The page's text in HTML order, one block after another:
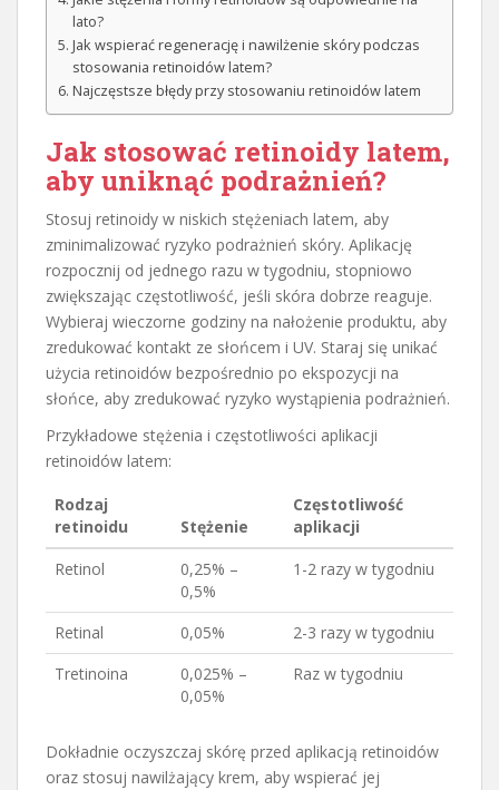
lato?
Jak wspierać regenerację i nawilżenie skóry podczas
stosowania retinoidów latem?
Najczęstsze błędy przy stosowaniu retinoidów latem
Jak stosować retinoidy latem,
aby uniknąć podrażnień?
Stosuj retinoidy w niskich stężeniach latem, aby
zminimalizować ryzyko podrażnień skóry. Aplikację
rozpocznij od jednego razu w tygodniu, stopniowo
zwiększając częstotliwość, jeśli skóra dobrze reaguje.
Wybieraj wieczorne godziny na nałożenie produktu, aby
zredukować kontakt ze słońcem i UV. Staraj się unikać
użycia retinoidów bezpośrednio po ekspozycji na
słońce, aby zredukować ryzyko wystąpienia podrażnień.
Przykładowe stężenia i częstotliwości aplikacji
retinoidów latem:
Rodzaj
retinoidu
Stężenie
Częstotliwość
aplikacji
Retinol
0,25% –
0,5%
1-2 razy w tygodniu
Retinal 0,05%
2-3 razy w tygodniu
Tretinoina
0,025% –
0,05%
Raz w tygodniu
Dokładnie oczyszczaj skórę przed aplikacją retinoidów
oraz stosuj nawilżający krem, aby wspierać jej